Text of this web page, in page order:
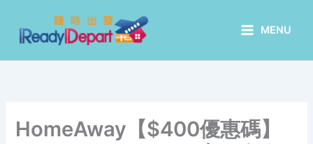
content
MENU
HomeAway【$400優惠碼】